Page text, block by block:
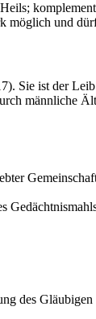
möglich und
Sie ist der
männliche
des